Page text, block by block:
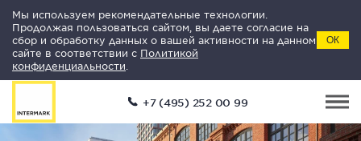
Мы используем рекомендательные технологии.
Продолжая пользоваться сайтом, вы даете согласие на
сбор и обработку данных о вашей активности на данном
сайте в соответствии с Политикой
конфиденциальности
ОК
+7 (495) 252 00 99